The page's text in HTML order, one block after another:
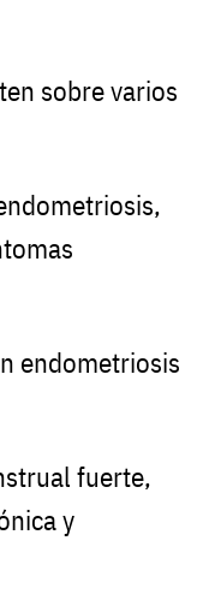
sobre varios
endometriosis
fuerte,
y